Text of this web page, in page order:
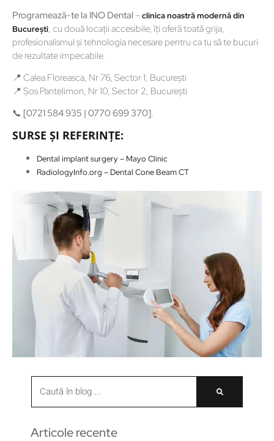
Programează-te la INO Dental –clinica noastră modernă din
București, cu două locații accesibile, îți oferă toată grija,
profesionalismul și tehnologia necesare pentru ca tu să te bucuri
de rezultate impecabile.
📍 Calea Floreasca, Nr 76, Sector 1, București
📍 Șos Pantelimon, Nr 10, Sector 2, București
📞 [0721 584 935 | 0770 699 370].
SURSE ȘI REFERINȚE:
Dental implant surgery – Mayo Clinic
RadiologyInfo.org – Dental Cone Beam CT
Articole recente